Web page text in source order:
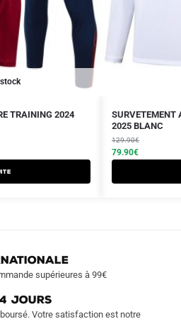
TRAINING 2024
SURVETEMENT
2025 BLANC
129.90€
Le
prix
initial
était :
79.90€
Le
prix
actuel
est :
Ce
produit
a
plusieurs
variations.
page
supérieures à 99€
JOURS
Votre satisfaction est notre